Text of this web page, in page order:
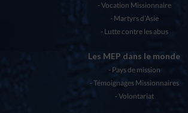
Vocation Missionnaire
Martyrs d’Asie
Lutte contre les abus
Les MEP dans le monde
Pays de mission
Témoignages Missionnaires
Volontariat